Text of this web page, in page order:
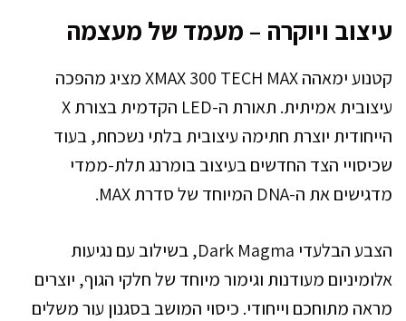
עיצוב ויוקרה – מעמד של מעצמה
קטנוע ימאהה XMAX 300 TECH MAX מציג מהפכה
עיצובית אמיתית. תאורת ה-LED הקדמית בצורת X
הייחודית יוצרת חתימה עיצובית בלתי נשכחת, בעוד
שכיסויי הצד החדשים בעיצוב בומרנג תלת-ממדי
מדגישים את ה-DNA המיוחד של סדרת MAX.
הצבע הבלעדי Dark Magma, בשילוב עם נגיעות
אלומיניום מעודנות וגימור מיוחד של חלקי הגוף, יוצרים
מראה מתוחכם וייחודי. כיסוי המושב בסגנון עור משלים